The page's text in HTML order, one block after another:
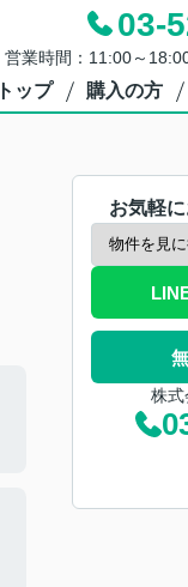
03-
営業時間：11:00～
ップ 購入の方
お気軽
株式